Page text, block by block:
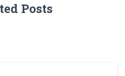
Posts